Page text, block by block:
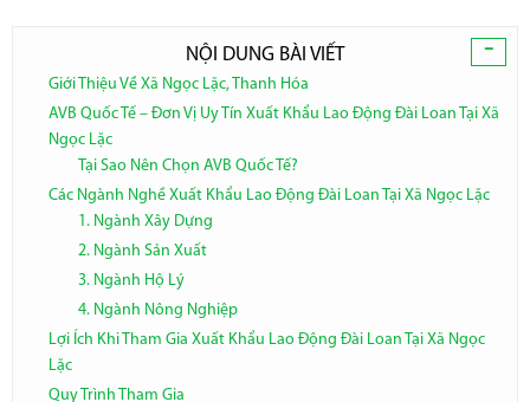
-
NỘI DUNG BÀI VIẾT
Giới Thiệu Về Xã Ngọc Lặc, Thanh Hóa
AVB Quốc Tế – Đơn Vị Uy Tín Xuất Khẩu Lao Động Đài Loan Tại Xã
Ngọc Lặc
Tại Sao Nên Chọn AVB Quốc Tế?
Các Ngành Nghề Xuất Khẩu Lao Động Đài Loan Tại Xã Ngọc Lặc
1. Ngành Xây Dựng
2. Ngành Sản Xuất
3. Ngành Hộ Lý
4. Ngành Nông Nghiệp
Lợi Ích Khi Tham Gia Xuất Khẩu Lao Động Đài Loan Tại Xã Ngọc
Lặc
Quy Trình Tham Gia